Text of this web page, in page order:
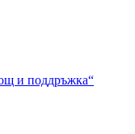
и поддръжка“